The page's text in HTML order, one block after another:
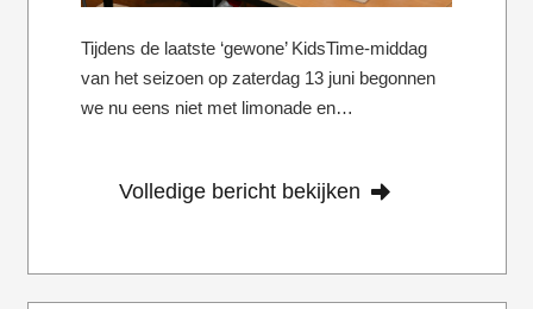
Tijdens de laatste ‘gewone’ KidsTime-middag
van het seizoen op zaterdag 13 juni begonnen
we nu eens niet met limonade en…
Volledige bericht bekijken